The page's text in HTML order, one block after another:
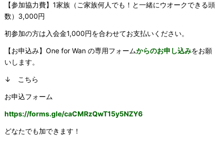
【参加協力費】1家族（ご家族何人でも！と一緒にウオークできる頭
数）3,000円
初参加の方は入会金1,000円を合わせてお支払いください。
【お申込み】One for Wan の専用フォームからのお申し込みをお願
いします。
↓ こちら
お申込フォーム
https://forms.gle/caCMRzQwT15y5NZY6
どなたでも加できます！